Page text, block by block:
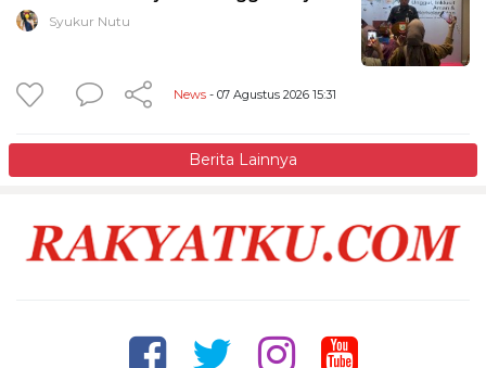
Syukur Nutu
News - 07 Agustus 2026 15:31
Berita Lainnya